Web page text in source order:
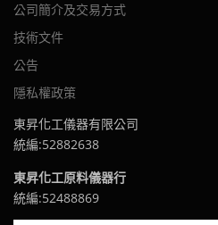
公司簡介及交易方式
技術文件
公告
隱私權政策
東昇化工儀器有限公司
統編:52882638
東昇化工原料儀器行
統編:52488869